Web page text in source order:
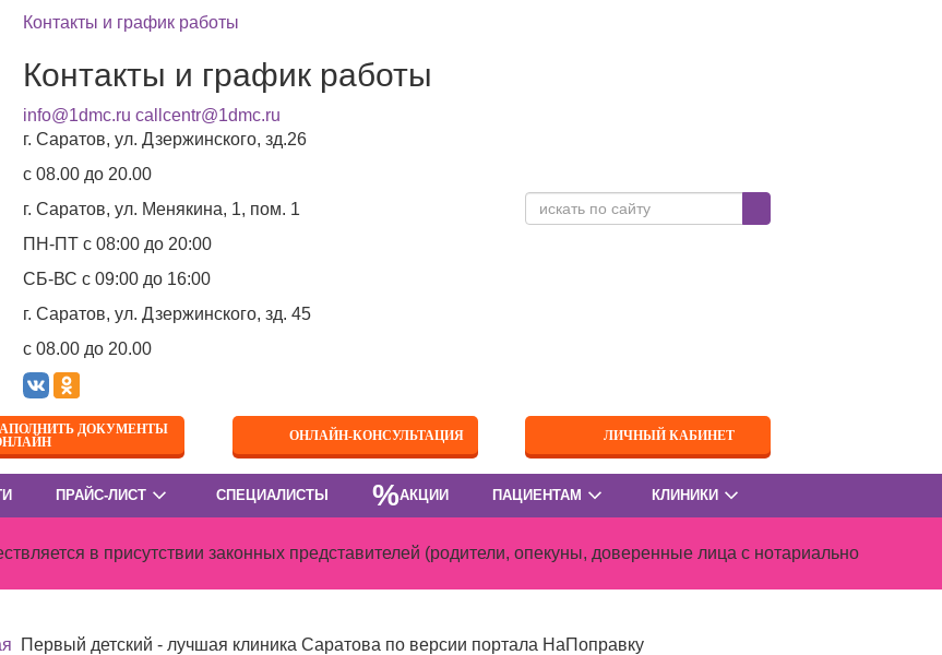
Контакты и график работы
Контакты и график работы
info@1dmc.ru callcentr@1dmc.ru
г. Саратов, ул. Дзержинского, зд.26
c 08.00 до 20.00
г. Саратов, ул. Менякина, 1, пом. 1
ПН-ПТс 08:00 до 20:00
СБ-ВС с 09:00 до 16:00
г. Саратов, ул. Дзержинского, зд. 45
c 08.00 до 20.00
ДОКУМЕНТЫ
ОНЛАЙН-КОНСУЛЬТАЦИЯ ЛИЧНЫЙ КАБИНЕТ
ПРАЙС-ЛИСТ СПЕЦИАЛИСТЫ %АКЦИИ ПАЦИЕНТАМ КЛИНИКИ
в присутствии законных представителей (родители, опекуны, доверенные лица с нотариально
Первый детский - лучшая клиника Саратова по версии портала НаПоправку